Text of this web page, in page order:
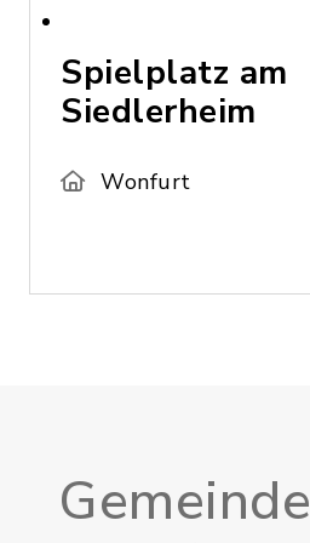
Spielplatz am
Siedlerheim
Wonfurt
Gemeinde